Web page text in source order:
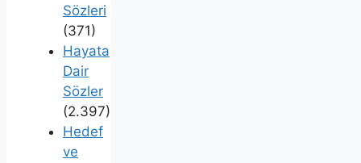
Sözleri
(371)
Hayata
Dair
Sözler
(2.397)
Hedef
ve